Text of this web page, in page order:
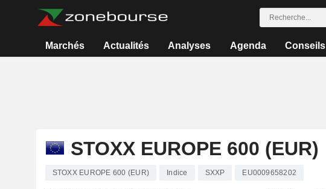
Marchés Actualités Analyses Agenda Conseils
STOXX EUROPE 600 (EUR)
STOXX EUROPE 600 (EUR) Indice SXXP EU0009658202